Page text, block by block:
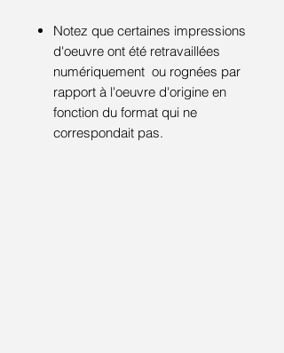
Notez que certaines impressions
d'oeuvre ont été retravaillées
numériquement ou rognées par
rapport à l'oeuvre d'origine en
fonction du format qui ne
correspondait pas.